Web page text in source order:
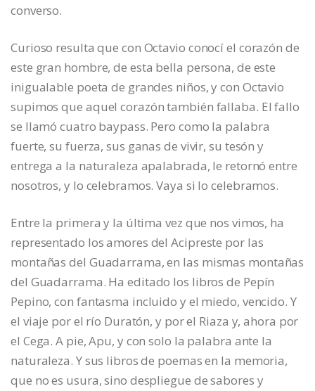
converso.
Curioso resulta que con Octavio conocí el corazón de
este gran hombre, de esta bella persona, de este
inigualable poeta de grandes niños, y con Octavio
supimos que aquel corazón también fallaba. El fallo
se llamó cuatro baypass. Pero como la palabra
fuerte, su fuerza, sus ganas de vivir, su tesón y
entrega a la naturaleza apalabrada, le retornó entre
nosotros, y lo celebramos. Vaya si lo celebramos.
Entre la primera y la última vez que nos vimos, ha
representado los amores del Acipreste por las
montañas del Guadarrama, en las mismas montañas
del Guadarrama. Ha editado los libros de Pepín
Pepino, con fantasma incluido y el miedo, vencido. Y
el viaje por el río Duratón, y por el Riaza y, ahora por
el Cega. A pie, Apu, y con solo la palabra ante la
naturaleza. Y sus libros de poemas en la memoria,
que no es usura, sino despliegue de sabores y